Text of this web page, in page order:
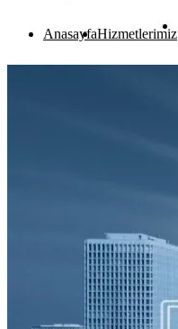
AnasayfaHizmetlerimiz